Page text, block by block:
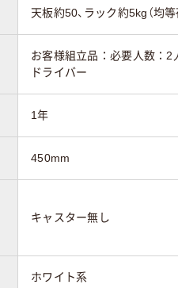
天板約50、ラック約5kg（均等
お客様組立品：必要人数：2
ドライバー
1年
450mm
キャスター無し
ホワイト系